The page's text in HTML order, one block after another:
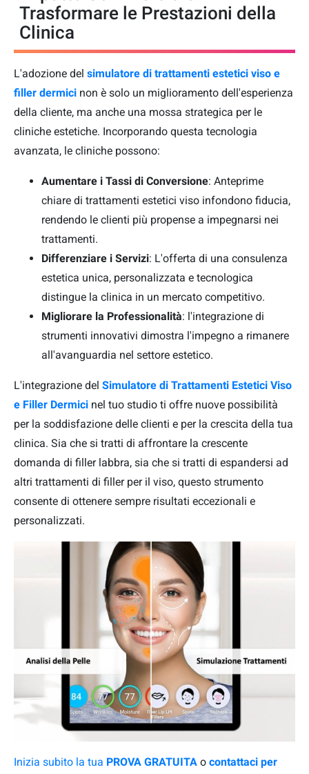
Trasformare le Prestazioni della
Clinica
L'adozione del simulatore di trattamenti estetici viso e
filler dermici non è solo un miglioramento dell'esperienza
della cliente, ma anche una mossa strategica per le
cliniche estetiche. Incorporando questa tecnologia
avanzata, le cliniche possono:
Aumentare i Tassi di Conversione: Anteprime
chiare di trattamenti estetici viso infondono fiducia,
rendendo le clienti più propense a impegnarsi nei
trattamenti.
Differenziare i Servizi: L'offerta di una consulenza
estetica unica, personalizzata e tecnologica
distingue la clinica in un mercato competitivo.
Migliorare la Professionalità: l'integrazione di
strumenti innovativi dimostra l'impegno a rimanere
all'avanguardia nel settore estetico.
L'integrazione del Simulatore di Trattamenti Estetici Viso
e Filler Dermici nel tuo studio ti offre nuove possibilità
per la soddisfazione delle clienti e per la crescita della tua
clinica. Sia che si tratti di affrontare la crescente
domanda di filler labbra, sia che si tratti di espandersi ad
altri trattamenti di filler per il viso, questo strumento
consente di ottenere sempre risultati eccezionali e
personalizzati.
Inizia subito la tua PROVA GRATUITA o contattaci per